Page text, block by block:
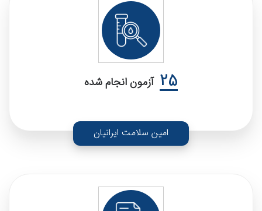
25 آزمون انجام شده
امین سلامت ایرانیان